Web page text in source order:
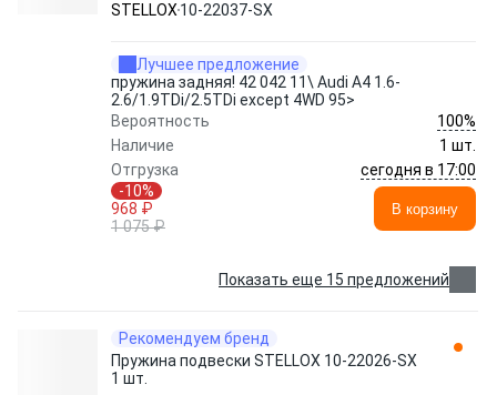
STELLOX 10-22037-SX
Лучшее предложение
пружина задняя! 42 042 11\ Audi A4 1.6-
2.6/1.9TDi/2.5TDi except 4WD 95>
Вероятность
100%
Наличие
1 шт.
Отгрузка
сегодня в 17:00
-10%
968 ₽
1 075 ₽
В корзину
Показать еще 15 предложений
Рекомендуем бренд
Пружина подвески STELLOX 10-22026-SX
1 шт.